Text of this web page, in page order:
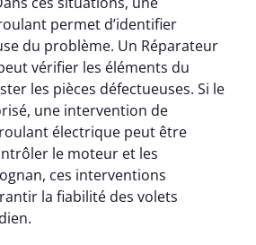
permet d’identifier
du problème. Un Réparateur
vérifier les éléments du
les pièces défectueuses. Si le
une intervention de
électrique peut être
le moteur et les
ces interventions
la fiabilité des volets